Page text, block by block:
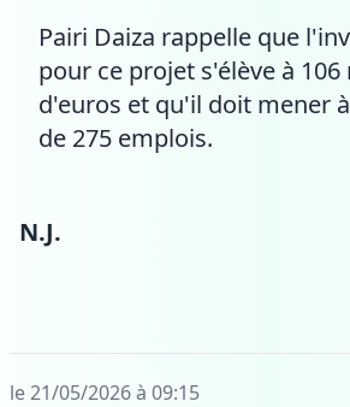
Pairi Daiza rappelle que
pour ce projet s'élève à
d'euros et qu'il doit mener
de 275 emplois.
N.J.
le 21/05/2026 à 09:15